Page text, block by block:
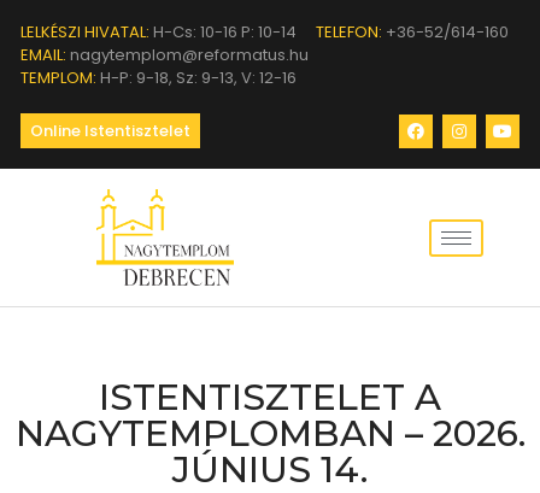
LELKÉSZI HIVATAL: H-Cs: 10-16 P: 10-14 TELEFON: +36-52/614-160
EMAIL: nagytemplom@reformatus.hu
TEMPLOM: H-P: 9-18, Sz: 9-13, V: 12-16
Online Istentisztelet
ISTENTISZTELET A
NAGYTEMPLOMBAN – 2026.
JÚNIUS 14.